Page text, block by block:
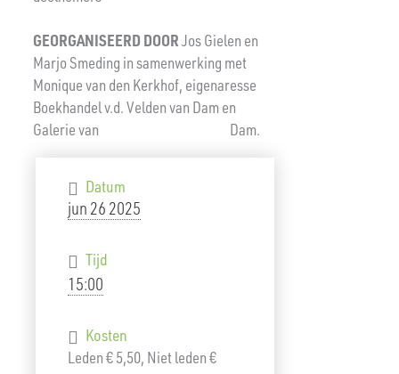
GEORGANISEERD DOORJos Gielen en
Marjo Smeding in samenwerking met
Monique van den Kerkhof, eigenaresse
Boekhandel v.d. Velden van Dam en
Galerie van Dam.
Datum
jun 26 2025
Tijd
15:00
Kosten
Leden € 5,50, Niet leden €